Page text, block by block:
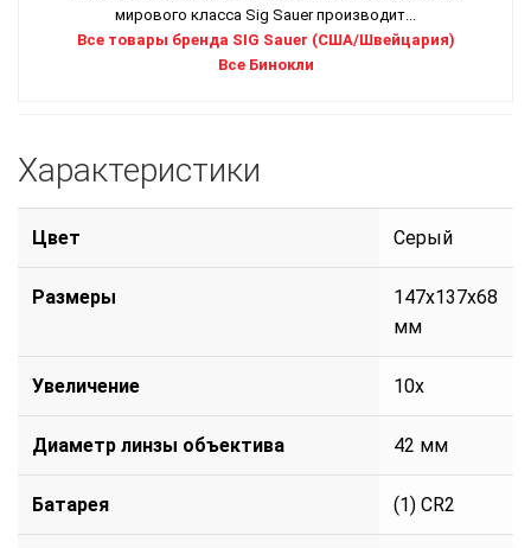
мирового класса Sig Sauer производит...
Все товары бренда SIG Sauer (США/Швейцария)
Все Бинокли
Характеристики
Цвет Серый
Размеры
147х137х68
мм
Увеличение 10x
Диаметр линзы объектива 42 мм
Батарея (1) CR2